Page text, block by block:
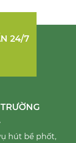
24/7
hút bể phốt,